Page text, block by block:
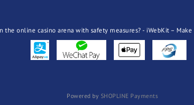
Powered by SHOPLINE Payments